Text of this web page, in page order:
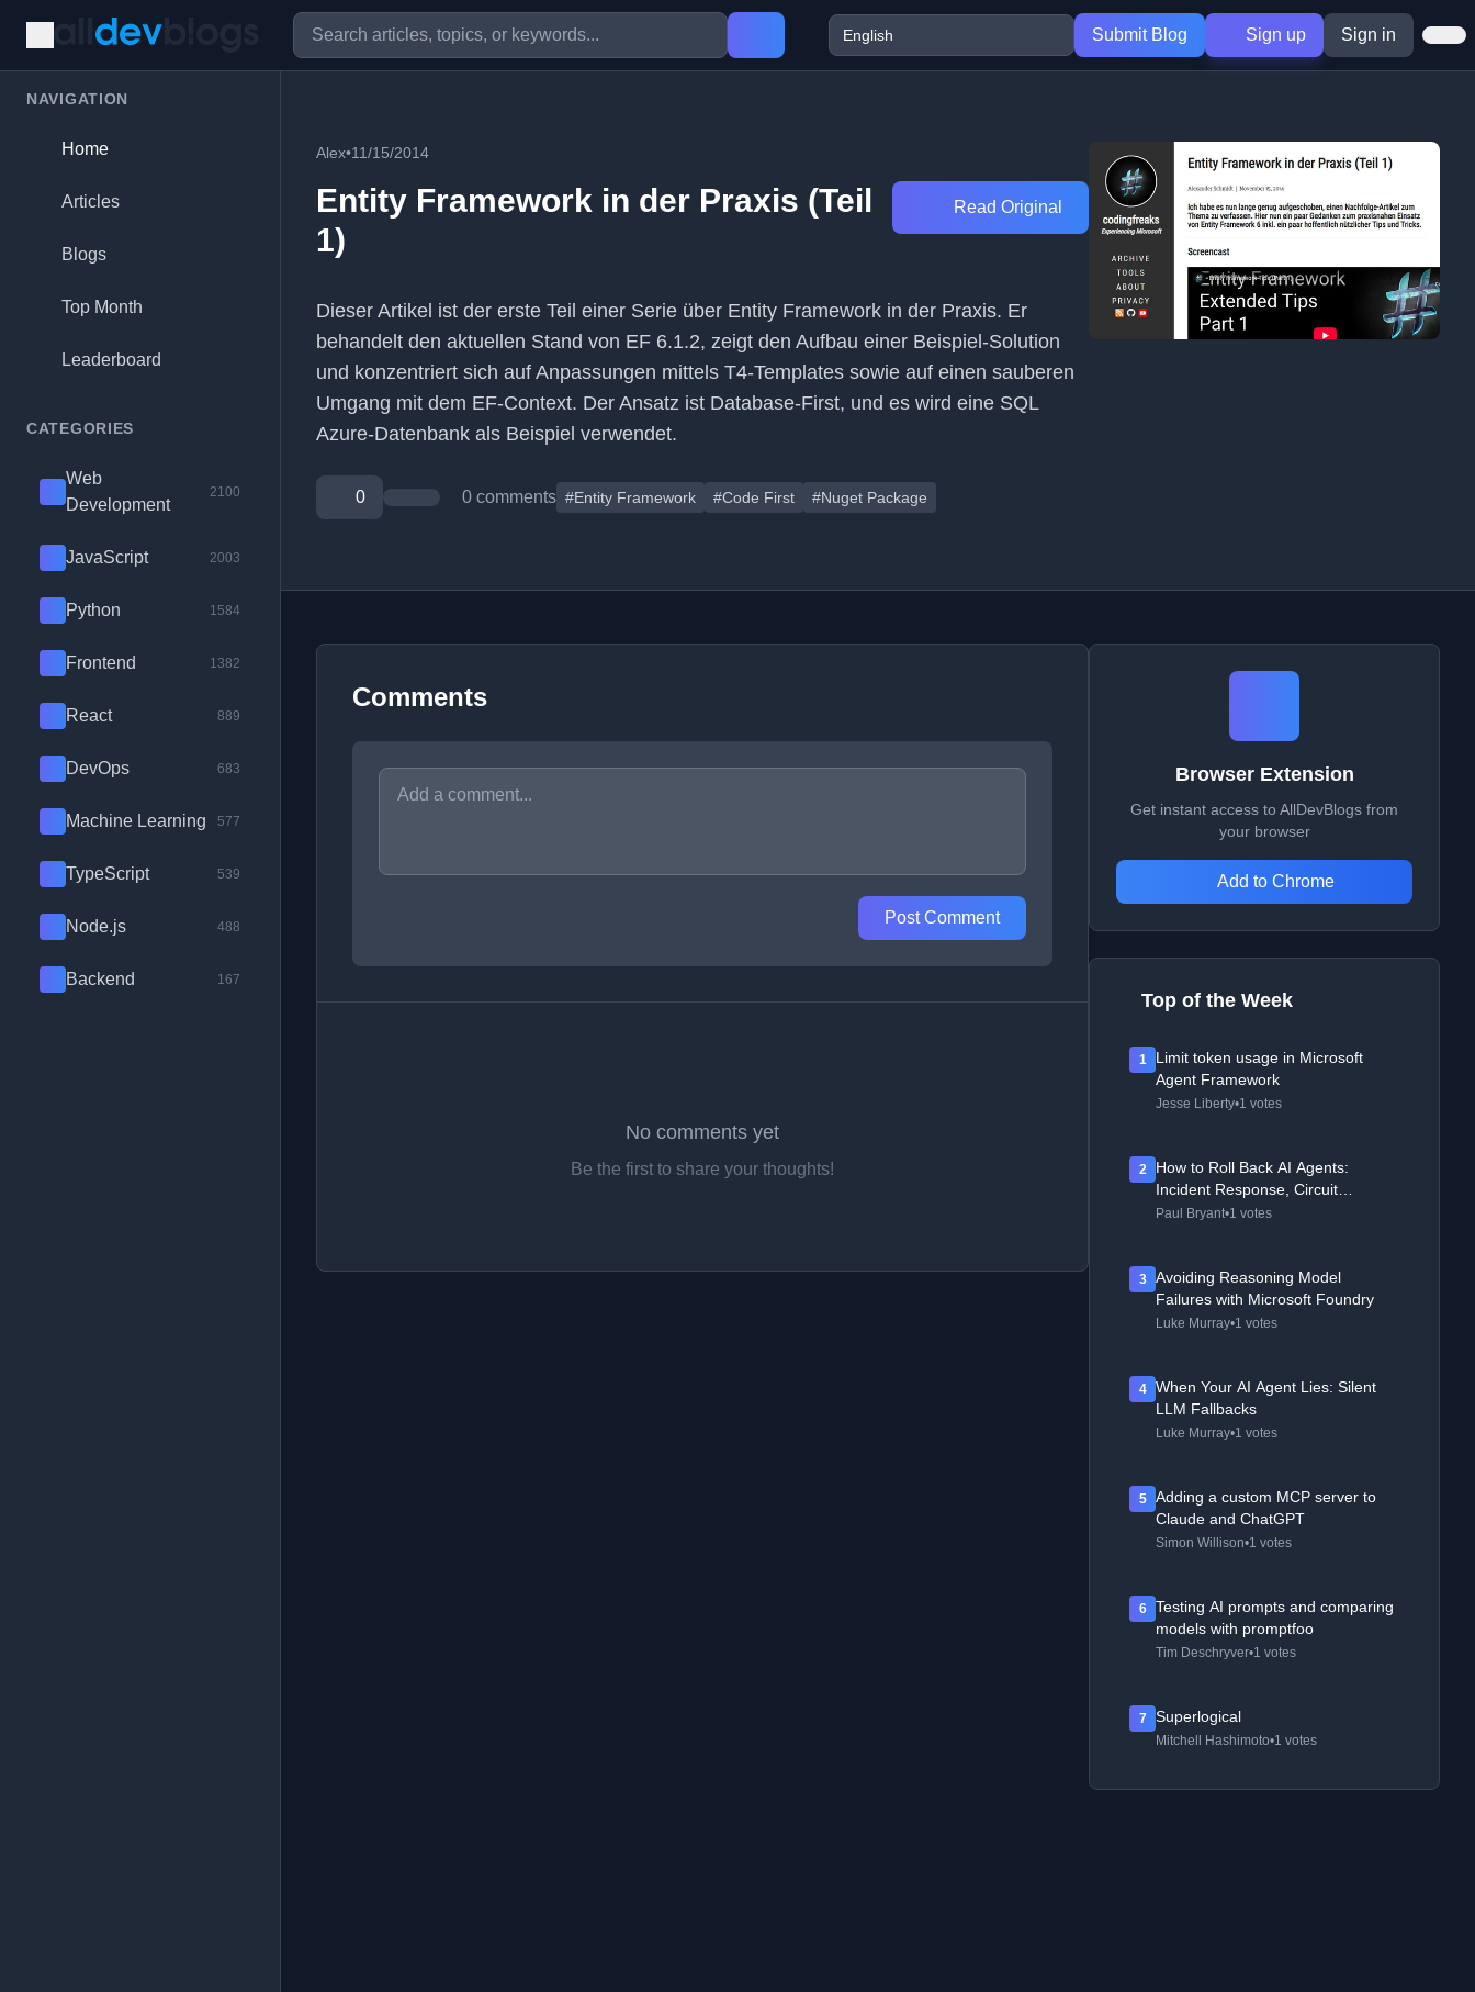
Submit Blog Sign up Sign in
NAVIGATION
Home
Articles
Blogs
Top Month
Leaderboard
CATEGORIES
Web
Development
2100
JavaScript 2003
Python 1584
Frontend 1382
React 889
DevOps 683
Machine Learning 577
TypeScript 539
Node.js 488
Backend 167
Alex•11/15/2014
Entity Framework in der Praxis (Teil
1)
Read Original
Dieser Artikel ist der erste Teil einer Serie über Entity Framework in der Praxis. Er
behandelt den aktuellen Stand von EF 6.1.2, zeigt den Aufbau einer Beispiel-Solution
und konzentriert sich auf Anpassungen mittels T4-Templates sowie auf einen sauberen
Umgang mit dem EF-Context. Der Ansatz ist Database-First, und es wird eine SQL
Azure-Datenbank als Beispiel verwendet.
0 0 comments #Entity Framework #Code First #Nuget Package
Comments
Post Comment
No comments yet
Be the first to share your thoughts!
Browser Extension
Get instant access to AllDevBlogs from
your browser
Add to Chrome
Top of the Week
1
Limit token usage in Microsoft
Agent Framework
Jesse Liberty•1 votes
2
How to Roll Back AI Agents:
Incident Response, Circuit
Breakers, and Recovery Patterns
Paul Bryant•1 votes
3
Avoiding Reasoning Model
Failures with Microsoft Foundry
Luke Murray•1 votes
4
When Your AI Agent Lies: Silent
LLM Fallbacks
Luke Murray•1 votes
5
Adding a custom MCP server to
Claude and ChatGPT
Simon Willison•1 votes
6
Testing AI prompts and comparing
models with promptfoo
Tim Deschryver•1 votes
7 Superlogical
Mitchell Hashimoto•1 votes